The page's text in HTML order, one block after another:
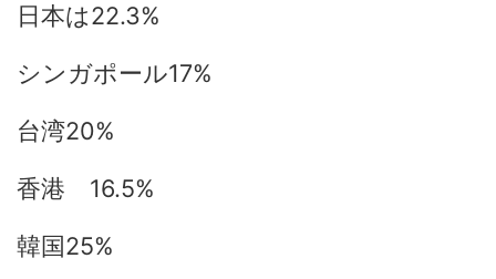
日本は22.3%
シンガポール17%
台湾20%
香港 16.5%
韓国25%